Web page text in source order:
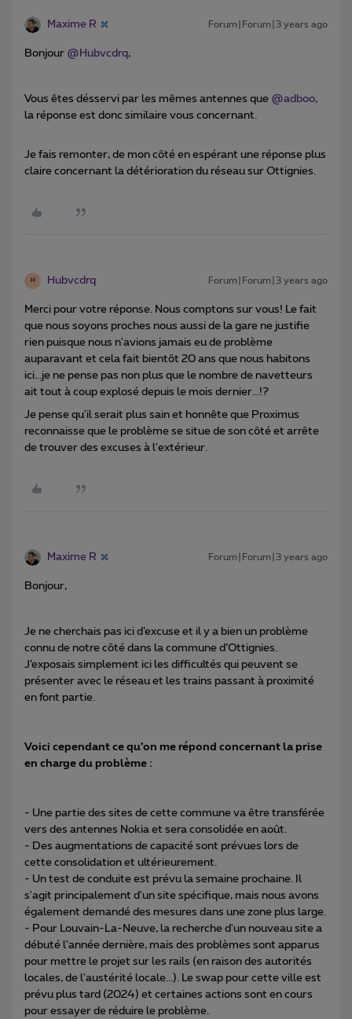
Maxime R Forum|Forum|3 years ago
Bonjour @Hubvcdrq,
Vous êtes désservi par les mêmes antennes que @adboo,
la réponse est donc similaire vous concernant.
Je fais remonter, de mon côté en espérant une réponse plus
claire concernant la détérioration du réseau sur Ottignies.
H Hubvcdrq Forum|Forum|3 years ago
Merci pour votre réponse. Nous comptons sur vous! Le fait
que nous soyons proches nous aussi de la gare ne justifie
rien puisque nous n'avions jamais eu de problème
auparavant et cela fait bientôt 20 ans que nous habitons
ici...je ne pense pas non plus que le nombre de navetteurs
ait tout à coup explosé depuis le mois dernier...!?
Je pense qu'il serait plus sain et honnête que Proximus
reconnaisse que le problème se situe de son côté et arrête
de trouver des excuses à l'extérieur.
Maxime R Forum|Forum|3 years ago
Bonjour,
Je ne cherchais pas ici d’excuse et il y a bien un problème
connu de notre côté dans la commune d’Ottignies.
J’exposais simplement ici les difficultés qui peuvent se
présenter avec le réseau et les trains passant à proximité
en font partie.
Voici cependant ce qu’on me répond concernant la prise
en charge du problème :
- Une partie des sites de cette commune va être transférée
vers des antennes Nokia et sera consolidée en août.
- Des augmentations de capacité sont prévues lors de
cette consolidation et ultérieurement.
- Un test de conduite est prévu la semaine prochaine. Il
s'agit principalement d'un site spécifique, mais nous avons
également demandé des mesures dans une zone plus large.
- Pour Louvain-La-Neuve, la recherche d'un nouveau site a
débuté l'année dernière, mais des problèmes sont apparus
pour mettre le projet sur les rails (en raison des autorités
locales, de l'austérité locale...). Le swap pour cette ville est
prévu plus tard (2024) et certaines actions sont en cours
pour essayer de réduire le problème.